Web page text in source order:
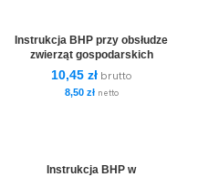
Instrukcja BHP przy obsłudze
zwierząt gospodarskich
10,45 zł brutto
8,50 złnetto
Instrukcja BHP w